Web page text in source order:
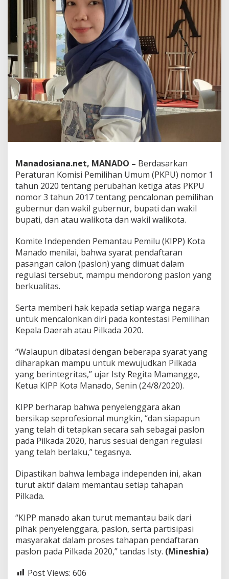
o
s
e
s
T
a
a
p
P
e
n
c
a
n
a
n
P
i
l
k
d
a
2
0
2
Manadosiana.net, MANADO – Berdasarkan
Peraturan Komisi Pemilihan Umum (PKPU) nomor 1
tahun 2020 tentang perubahan ketiga atas PKPU
nomor 3 tahun 2017 tentang pencalonan pemilihan
gubernur dan wakil gubernur, bupati dan wakil
bupati, dan atau walikota dan wakil walikota.
Komite Independen Pemantau Pemilu (KIPP) Kota
Manado menilai, bahwa syarat pendaftaran
pasangan calon (paslon) yang dimuat dalam
regulasi tersebut, mampu mendorong paslon yang
berkualitas.
Serta memberi hak kepada setiap warga negara
untuk mencalonkan diri pada kontestasi Pemilihan
Kepala Daerah atau Pilkada 2020.
“Walaupun dibatasi dengan beberapa syarat yang
diharapkan mampu untuk mewujudkan Pilkada
yang berintegritas,” ujar Isty Regita Mamangge,
Ketua KIPP Kota Manado, Senin (24/8/2020).
KIPP berharap bahwa penyelenggara akan
bersikap seprofesional mungkin, “dan siapapun
yang telah di tetapkan secara sah sebagai paslon
pada Pilkada 2020, harus sesuai dengan regulasi
yang telah berlaku,” tegasnya.
Dipastikan bahwa lembaga independen ini, akan
turut aktif dalam memantau setiap tahapan
Pilkada.
“KIPP manado akan turut memantau baik dari
pihak penyelenggara, paslon, serta partisipasi
masyarakat dalam proses tahapan pendaftaran
paslon pada Pilkada 2020,” tandas Isty. (Mineshia)
Post Views: 606